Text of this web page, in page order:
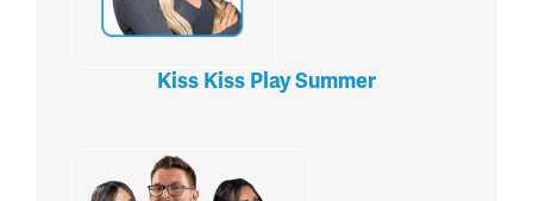
Kiss Kiss Play Summer